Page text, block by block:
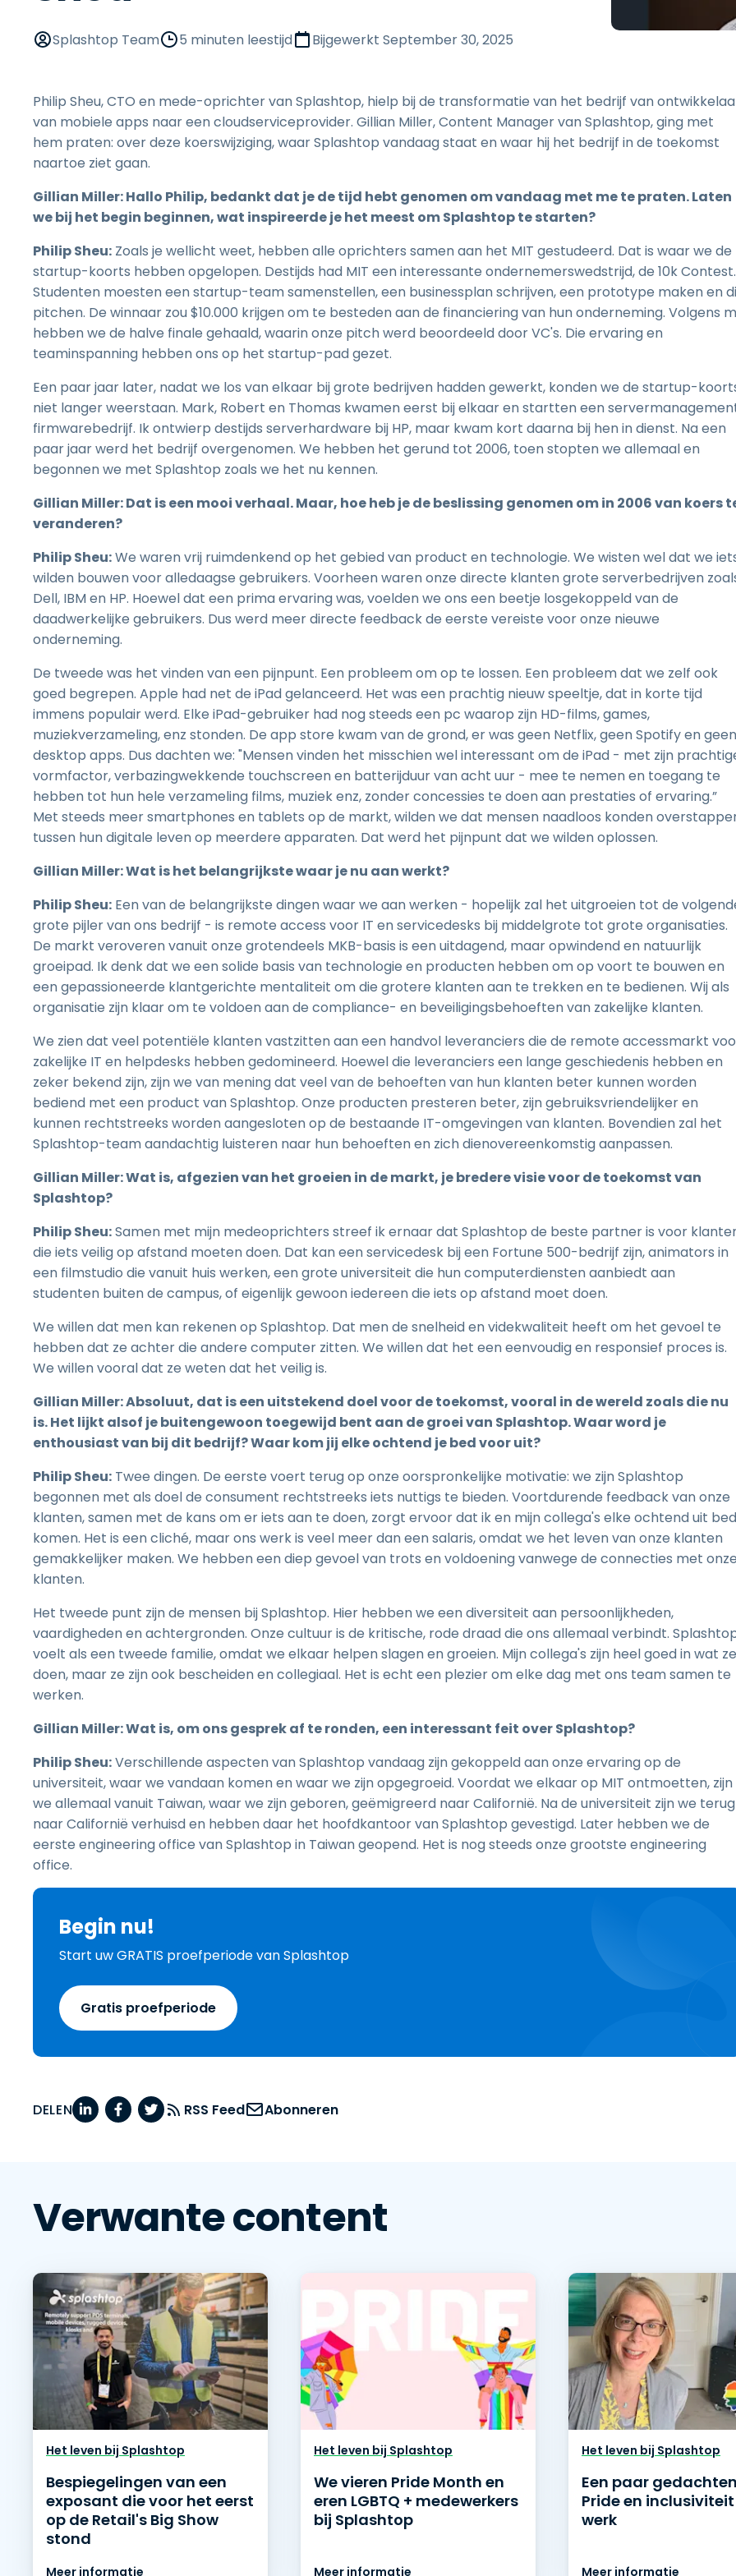
RDP/SSH/VNC
Toegang op afstand voor
Labo's
Endpoint-beveiliging
Ontdek alle behoeften Ontdek
Splashtop Team 5 minuten leestijd Bijgewerkt September 30, 2025
Philip Sheu, CTO en mede-oprichter van Splashtop, hielp bij de transformatie van het bedrijf van
van mobiele apps naar een cloudserviceprovider. Gillian Miller, Content Manager van Splashtop, ging met
hem praten: over deze koerswijziging, waar Splashtop vandaag staat en waar hij het bedrijf in de toekomst
naartoe ziet gaan.
Gillian Miller: Hallo Philip, bedankt dat je de tijd hebt genomen om vandaag met me te praten. Laten
we bij het begin beginnen, wat inspireerde je het meest om Splashtop te starten?
Philip Sheu: Zoals je wellicht weet, hebben alle oprichters samen aan het MIT gestudeerd. Dat is waar we de
startup-koorts hebben opgelopen. Destijds had MIT een interessante ondernemerswedstrijd, de 10k Contest.
Studenten moesten een startup-team samenstellen, een businessplan schrijven, een prototype maken en
pitchen. De winnaar zou $10.000 krijgen om te besteden aan de financiering van hun onderneming. Volgens
hebben we de halve finale gehaald, waarin onze pitch werd beoordeeld door VC's. Die ervaring en
teaminspanning hebben ons op het startup-pad gezet.
Een paar jaar later, nadat we los van elkaar bij grote bedrijven hadden gewerkt, konden we de startup-
niet langer weerstaan. Mark, Robert en Thomas kwamen eerst bij elkaar en startten een
firmwarebedrijf. Ik ontwierp destijds serverhardware bij HP, maar kwam kort daarna bij hen in dienst. Na een
paar jaar werd het bedrijf overgenomen. We hebben het gerund tot 2006, toen stopten we allemaal en
begonnen we met Splashtop zoals we het nu kennen.
Gillian Miller: Dat is een mooi verhaal. Maar, hoe heb je de beslissing genomen om in 2006 van koers
veranderen?
Philip Sheu:We waren vrij ruimdenkend op het gebied van product en technologie. We wisten wel dat we
wilden bouwen voor alledaagse gebruikers. Voorheen waren onze directe klanten grote serverbedrijven
Dell, IBM en HP. Hoewel dat een prima ervaring was, voelden we ons een beetje losgekoppeld van de
daadwerkelijke gebruikers. Dus werd meer directe feedback de eerste vereiste voor onze nieuwe
onderneming.
De tweede was het vinden van een pijnpunt. Een probleem om op te lossen. Een probleem dat we zelf ook
goed begrepen. Apple had net de iPad gelanceerd. Het was een prachtig nieuw speeltje, dat in korte tijd
immens populair werd. Elke iPad-gebruiker had nog steeds een pc waarop zijn HD-films, games,
muziekverzameling, enz stonden. De app store kwam van de grond, er was geen Netflix, geen Spotify en geen
desktop apps. Dus dachten we: "Mensen vinden het misschien wel interessant om de iPad - met zijn
vormfactor, verbazingwekkende touchscreen en batterijduur van acht uur - mee te nemen en toegang te
hebben tot hun hele verzameling films, muziek enz, zonder concessies te doen aan prestaties of ervaring.”
Met steeds meer smartphones en tablets op de markt, wilden we dat mensen naadloos konden
tussen hun digitale leven op meerdere apparaten. Dat werd het pijnpunt dat we wilden oplossen.
Gillian Miller: Wat is het belangrijkste waar je nu aan werkt?
Philip Sheu: Een van de belangrijkste dingen waar we aan werken - hopelijk zal het uitgroeien tot de
grote pijler van ons bedrijf - is remote access voor IT en servicedesks bij middelgrote tot grote organisaties.
De markt veroveren vanuit onze grotendeels MKB-basis is een uitdagend, maar opwindend en natuurlijk
groeipad. Ik denk dat we een solide basis van technologie en producten hebben om op voort te bouwen en
een gepassioneerde klantgerichte mentaliteit om die grotere klanten aan te trekken en te bedienen. Wij als
organisatie zijn klaar om te voldoen aan de compliance- en beveiligingsbehoeften van zakelijke klanten.
We zien dat veel potentiële klanten vastzitten aan een handvol leveranciers die de remote accessmarkt
zakelijke IT en helpdesks hebben gedomineerd. Hoewel die leveranciers een lange geschiedenis hebben en
zeker bekend zijn, zijn we van mening dat veel van de behoeften van hun klanten beter kunnen worden
bediend met een product van Splashtop. Onze producten presteren beter, zijn gebruiksvriendelijker en
kunnen rechtstreeks worden aangesloten op de bestaande IT-omgevingen van klanten. Bovendien zal het
Splashtop-team aandachtig luisteren naar hun behoeften en zich dienovereenkomstig aanpassen.
Gillian Miller: Wat is, afgezien van het groeien in de markt, je bredere visie voor de toekomst van
Splashtop?
Philip Sheu:Samen met mijn medeoprichters streef ik ernaar dat Splashtop de beste partner is voor
die iets veilig op afstand moeten doen. Dat kan een servicedesk bij een Fortune 500-bedrijf zijn, animators in
een filmstudio die vanuit huis werken, een grote universiteit die hun computerdiensten aanbiedt aan
studenten buiten de campus, of eigenlijk gewoon iedereen die iets op afstand moet doen.
We willen dat men kan rekenen op Splashtop. Dat men de snelheid en videkwaliteit heeft om het gevoel te
hebben dat ze achter die andere computer zitten. We willen dat het een eenvoudig en responsief proces is.
We willen vooral dat ze weten dat het veilig is.
Gillian Miller: Absoluut, dat is een uitstekend doel voor de toekomst, vooral in de wereld zoals die nu
is. Het lijkt alsof je buitengewoon toegewijd bent aan de groei van Splashtop. Waar word je
enthousiast van bij dit bedrijf? Waar kom jij elke ochtend je bed voor uit?
Philip Sheu: Twee dingen. De eerste voert terug op onze oorspronkelijke motivatie: we zijn Splashtop
begonnen met als doel de consument rechtstreeks iets nuttigs te bieden. Voortdurende feedback van onze
klanten, samen met de kans om er iets aan te doen, zorgt ervoor dat ik en mijn collega's elke ochtend uit bed
komen. Het is een cliché, maar ons werk is veel meer dan een salaris, omdat we het leven van onze klanten
gemakkelijker maken. We hebben een diep gevoel van trots en voldoening vanwege de connecties met onze
klanten.
Het tweede punt zijn de mensen bij Splashtop. Hier hebben we een diversiteit aan persoonlijkheden,
vaardigheden en achtergronden. Onze cultuur is de kritische, rode draad die ons allemaal verbindt.
voelt als een tweede familie, omdat we elkaar helpen slagen en groeien. Mijn collega's zijn heel goed in wat ze
doen, maar ze zijn ook bescheiden en collegiaal. Het is echt een plezier om elke dag met ons team samen te
werken.
Gillian Miller: Wat is, om ons gesprek af te ronden, een interessant feit over Splashtop?
Philip Sheu:Verschillende aspecten van Splashtop vandaag zijn gekoppeld aan onze ervaring op de
universiteit, waar we vandaan komen en waar we zijn opgegroeid. Voordat we elkaar op MIT ontmoetten, zijn
we allemaal vanuit Taiwan, waar we zijn geboren, geëmigreerd naar Californië. Na de universiteit zijn we terug
naar Californië verhuisd en hebben daar het hoofdkantoor van Splashtop gevestigd. Later hebben we de
eerste engineering office van Splashtop in Taiwan geopend. Het is nog steeds onze grootste engineering
office.
Begin nu!
Start uw GRATIS proefperiode van Splashtop
Gratis proefperiode
DELEN RSS Feed Abonneren
Verwante content
Het leven bij Splashtop
Bespiegelingen van een
exposant die voor het eerst
op de Retail's Big Show
stond
Meer informatie
Het leven bij Splashtop
We vieren Pride Month en
eren LGBTQ + medewerkers
bij Splashtop
Meer informatie
Het leven bij Splashtop
Een paar
Pride en
werk
Meer informatie